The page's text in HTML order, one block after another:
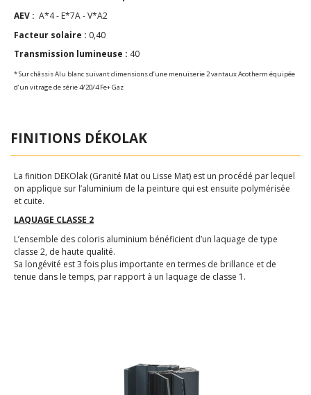
AEV : A*4 - E*7A - V*A2
Facteur solaire : 0,40
Transmission lumineuse : 40
* Sur châssis Alu blanc suivant dimensions d’une menuiserie 2 vantaux Acotherm équipée
d’un vitrage de série 4/20/4 Fe+ Gaz
FINITIONS DÉKOLAK
La finition DEKOlak (Granité Mat ou Lisse Mat) est un procédé par lequel
on applique sur l’aluminium de la peinture qui est ensuite polymérisée
et cuite.
LAQUAGE CLASSE 2
L’ensemble des coloris aluminium bénéficient d’un laquage de type
classe 2, de haute qualité.
Sa longévité est 3 fois plus importante en termes de brillance et de
tenue dans le temps, par rapport à un laquage de classe 1.